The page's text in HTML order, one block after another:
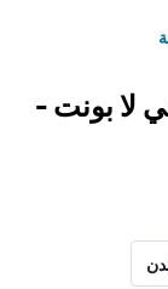
لا بونت -